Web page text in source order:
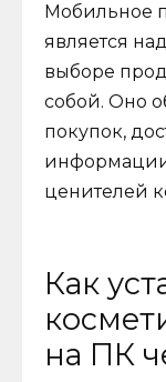
Мобильное
является
выборе
собой. Оно
покупок,
ценителей
Как
на ПК